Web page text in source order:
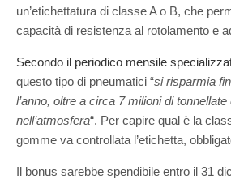
un’etichettatura di classe A o B, che
capacità di resistenza al rotolamento e
Secondo il periodico mensile
questo tipo di pneumatici “si risparmia
l’anno, oltre a circa 7 milioni di
nell’atmosfera“. Per capire qual è la
gomme va controllata l’etichetta,
Il bonus sarebbe spendibile entro il 31